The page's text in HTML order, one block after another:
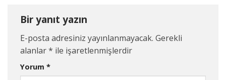
Bir yanıt yazın
E-posta adresiniz yayınlanmayacak. Gerekli
alanlar* ile işaretlenmişlerdir
Yorum *